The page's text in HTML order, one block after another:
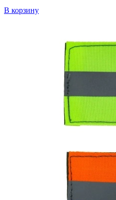
В корзину